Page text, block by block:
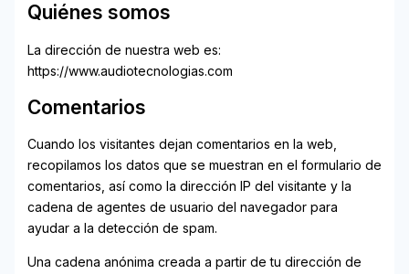
Quiénes somos
La dirección de nuestra web es:
https://www.audiotecnologias.com
Comentarios
Cuando los visitantes dejan comentarios en la web,
recopilamos los datos que se muestran en el formulario de
comentarios, así como la dirección IP del visitante y la
cadena de agentes de usuario del navegador para
ayudar a la detección de spam.
Una cadena anónima creada a partir de tu dirección de